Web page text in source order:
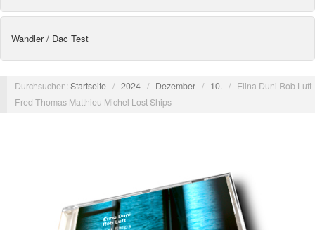
Wandler / Dac Test
Durchsuchen:Startseite / 2024 / Dezember / 10. / Elina Duni Rob Luft
Fred Thomas Matthieu Michel Lost Ships